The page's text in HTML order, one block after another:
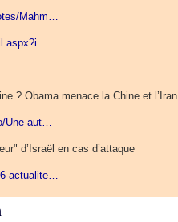
Mahm…
? Obama menace la Chine et l’Iran
Une-aut…
d’Israël en cas d’attaque
actualite…